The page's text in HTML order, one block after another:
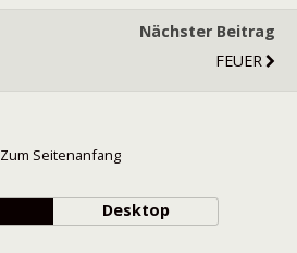
Nächster Beitrag
FEUER
Zum Seitenanfang
Desktop